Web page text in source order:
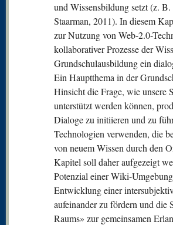
und Wissensbildung setzt (z.
Staarman, 2011). In diesem
zur Nutzung von Web-2.0-
kollaborativer Prozesse der
Grundschulausbildung ein
Ein Hauptthema in der
Hinsicht die Frage, wie unsere
unterstützt werden können,
Dialoge zu initiieren und zu
Technologien verwenden, die
von neuem Wissen durch den
Kapitel soll daher aufgezeigt
Potenzial einer Wiki-
Entwicklung einer
aufeinander zu fördern und die
Raums» zur gemeinsamen